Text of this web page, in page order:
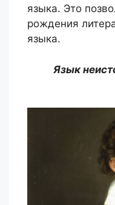
языка. Это
рождения
языка.
Язык